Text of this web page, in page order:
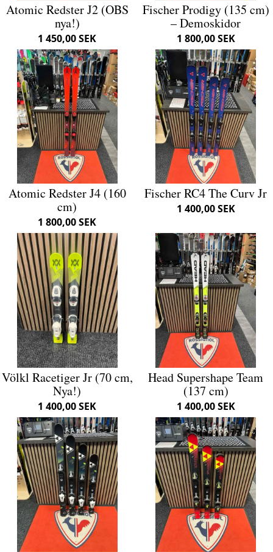
Atomic Redster J2 (OBS
nya!)
1 450,00 SEK
Fischer Prodigy (135 cm)
– Demoskidor
1 800,00 SEK
Atomic Redster J4 (160
cm)
1 800,00 SEK
Fischer RC4 The Curv Jr
1 400,00 SEK
Völkl Racetiger Jr (70 cm,
Nya!)
1 400,00 SEK
Head Supershape Team
(137 cm)
1 400,00 SEK